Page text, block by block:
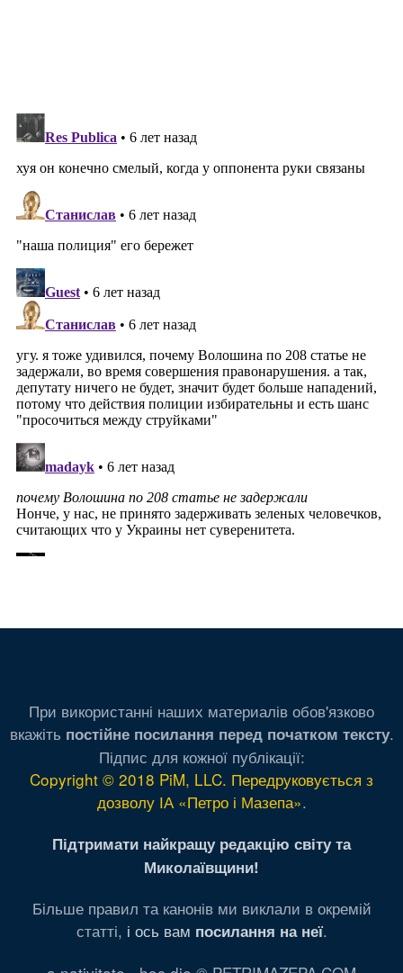
При використанні наших материалів обов'язково
вкажіть постійне посилання перед початком тексту.
Підпис для кожної публікації:
Copyright © 2018 PiM, LLC. Передруковується з
дозволу ІА «Петро і Мазепа».
Підтримати найкращу редакцію світу та
Миколаївщини!
Більше правил та канонів ми виклали в окремій
статті, і ось вам посилання на неї.